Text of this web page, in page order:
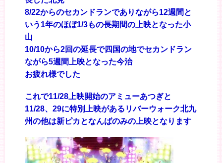
8/22からのセカンドランでありながら12週間と
いう1年のほぼ1/3もの長期間の上映となった小
山
10/10から2回の延長で四国の地でセカンドラン
ながら5週間上映となった今治
お疲れ様でした
これで11/28上映開始のアミューあつぎと
11/28、29に特別上映があるリバーウォーク北九
州の他は新ピカとなんばのみの上映となります